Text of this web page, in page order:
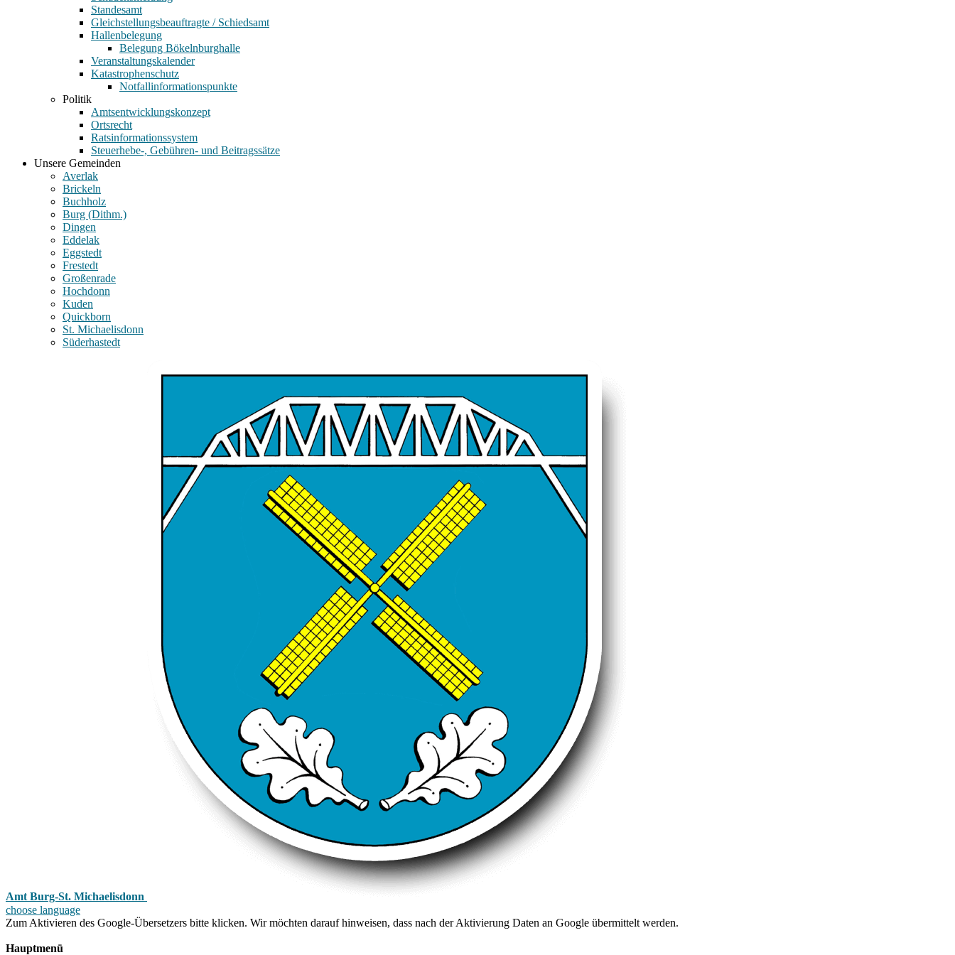
Standesamt
Gleichstellungsbeauftragte / Schiedsamt
Hallenbelegung
Belegung Bökelnburghalle
Veranstaltungskalender
Katastrophenschutz
Notfallinformationspunkte
Politik
Amtsentwicklungskonzept
Ortsrecht
Ratsinformationssystem
Steuerhebe-, Gebühren- und Beitragssätze
Unsere Gemeinden
Averlak
Brickeln
Buchholz
Burg (Dithm.)
Dingen
Eddelak
Eggstedt
Frestedt
Großenrade
Hochdonn
Kuden
Quickborn
St. Michaelisdonn
Süderhastedt
Amt Burg-St. Michaelisdonn
choose language
Zum Aktivieren des Google-Übersetzers bitte klicken. Wir möchten darauf hinweisen, dass nach der Aktivierung Daten an Google übermittelt werden.
Hauptmenü